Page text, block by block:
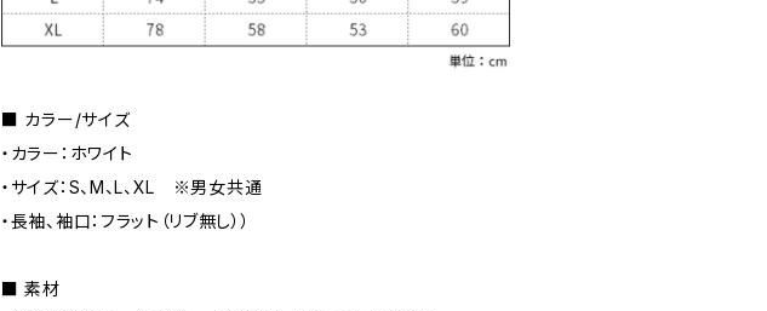
■ カラー/サイズ
・カラー：ホワイト
・サイズ：S、M、L、XL ※男女共通
・長袖、袖口：フラット（リブ無し））
■ 素材